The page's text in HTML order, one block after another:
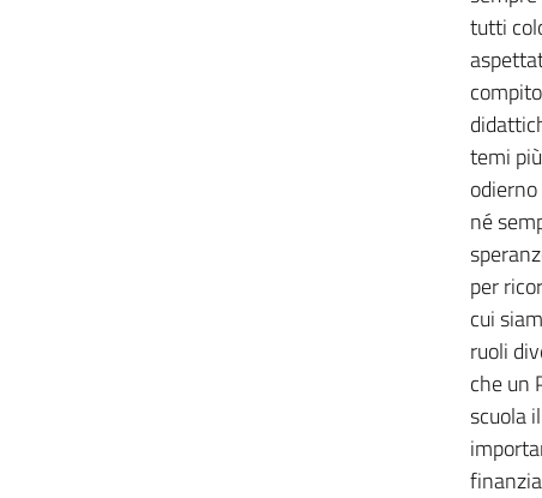
tutti
temi
né
per
cui
ruoli
che un
scuola